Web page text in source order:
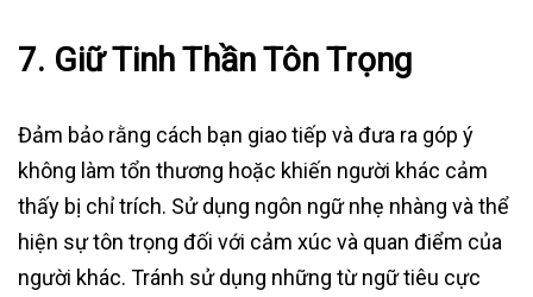
7. Giữ Tinh Thần Tôn Trọng
Đảm bảo rằng cách bạn giao tiếp và đưa ra góp ý
không làm tổn thương hoặc khiến người khác cảm
thấy bị chỉ trích. Sử dụng ngôn ngữ nhẹ nhàng và thể
hiện sự tôn trọng đối với cảm xúc và quan điểm của
người khác. Tránh sử dụng những từ ngữ tiêu cực